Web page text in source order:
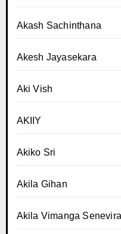
Akash Sachinthana
Akesh Jayasekara
Aki Vish
AKIIY
Akiko Sri
Akila Gihan
Akila Vimanga